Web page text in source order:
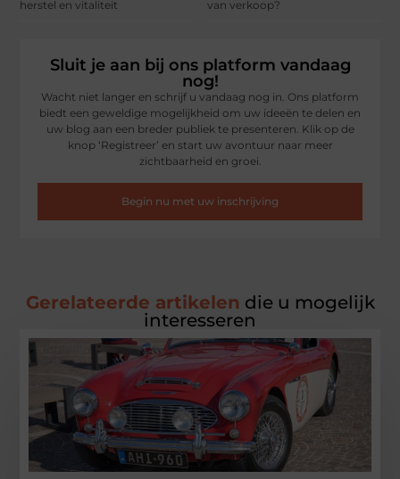
herstel en vitaliteit van verkoop?
Sluit je aan bij ons platform vandaag
nog!
Wacht niet langer en schrijf u vandaag nog in. Ons platform
biedt een geweldige mogelijkheid om uw ideeën te delen en
uw blog aan een breder publiek te presenteren. Klik op de
knop ‘Registreer’ en start uw avontuur naar meer
zichtbaarheid en groei.
Begin nu met uw inschrijving
Gerelateerde artikelen die u mogelijk
interesseren